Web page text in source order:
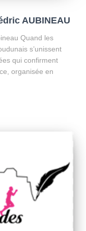
AUBINEAU
Quand les
s’unissent
qui confirment
organisée en